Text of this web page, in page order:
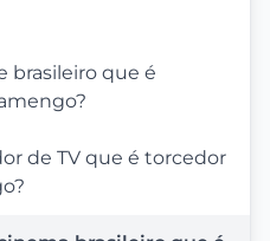
brasileiro que é
de TV que é torcedor